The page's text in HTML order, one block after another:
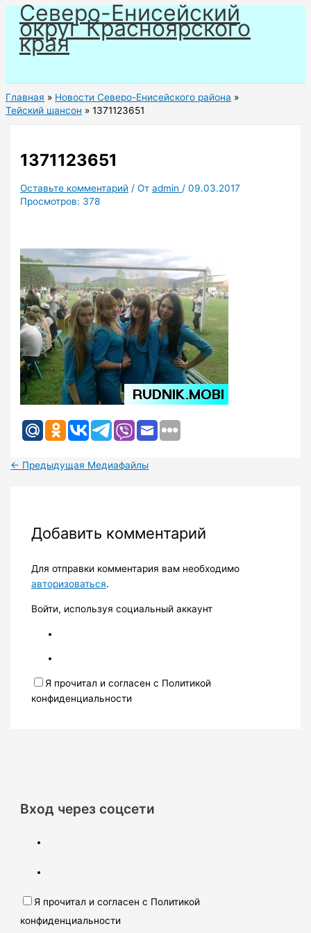
Перейти
содержимому
Северо-Енисейский
округ Красноярского
края
Главная
Новости Северо-Енисейского района
Тейский шансон
1371123651
1371123651
Оставьте комментарий / Отadmin /09.03.2017
Просмотров: 378
← Предыдущая Медиафайлы
Добавить комментарий
Для отправки комментария вам необходимо
авторизоваться.
Войти, используя социальный аккаунт
Я прочитал и согласен с Политикой
конфиденциальности
Вход через соцсети
Я прочитал и согласен с Политикой
конфиденциальности